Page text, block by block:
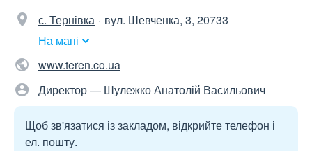
с. Тернівка
вул. Шевченка, 3, 20733
На мапі
www.teren.co.ua
Директор — Шулежко Анатолій Васильович
Щоб зв'язатися із закладом, відкрийте телефон і
ел. пошту.